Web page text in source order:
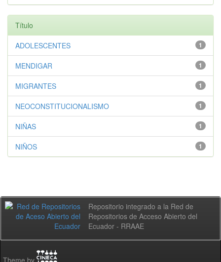
Título
1
ADOLESCENTES
1
MENDIGAR
1
MIGRANTES
1
NEOCONSTITUCIONALISMO
1
NIÑAS
1
NIÑOS
Repositorio integrado a la Red de
Repositorios de Acceso Abierto del
Ecuador - RRAAE
Theme by